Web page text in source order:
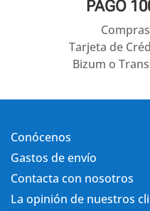
PAGO
Tarjeta de
Bizum o
Conócenos
Gastos de envío
Contacta con nosotros
La opinión de nuestros